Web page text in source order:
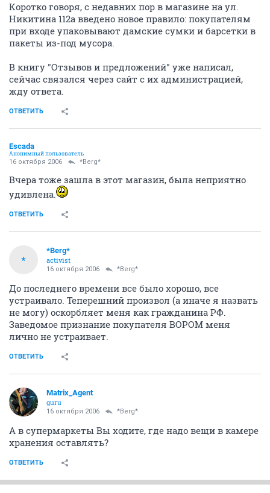
Коротко говоря, с недавних пор в магазине на ул.
Никитина 112а введено новое правило: покупателям
при входе упаковывают дамские сумки и барсетки в
пакеты из-под мусора.
В книгу "Отзывов и предложений" уже написал,
сейчас связался через сайт с их администрацией,
жду ответа.
ОТВЕТИТЬ
Escada
Анонимный пользователь
16 октября 2006 *Berg*
Вчера тоже зашла в этот магазин, была неприятно
удивлена.
ОТВЕТИТЬ
*
*Berg*
activist
16 октября 2006 *Berg*
До последнего времени все было хорошо, все
устраивало. Теперешний произвол (а иначе я назвать
не могу) оскорбляет меня как гражданина РФ.
Заведомое признание покупателя ВОРОМ меня
лично не устраивает.
ОТВЕТИТЬ
Matrix_Agent
guru
16 октября 2006 *Berg*
А в супермаркеты Вы ходите, где надо вещи в камере
хранения оставлять?
ОТВЕТИТЬ